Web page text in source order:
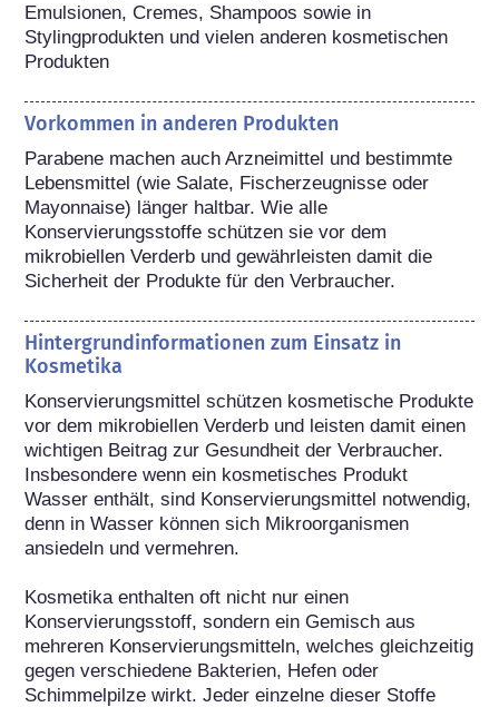
Emulsionen, Cremes, Shampoos sowie in
Stylingprodukten und vielen anderen kosmetischen
Produkten
Vorkommen in anderen Produkten
Parabene machen auch Arzneimittel und bestimmte
Lebensmittel (wie Salate, Fischerzeugnisse oder
Mayonnaise) länger haltbar. Wie alle
Konservierungsstoffe schützen sie vor dem
mikrobiellen Verderb und gewährleisten damit die
Sicherheit der Produkte für den Verbraucher.
Hintergrundinformationen zum Einsatz in
Kosmetika
Konservierungsmittel schützen kosmetische Produkte
vor dem mikrobiellen Verderb und leisten damit einen
wichtigen Beitrag zur Gesundheit der Verbraucher.
Insbesondere wenn ein kosmetisches Produkt
Wasser enthält, sind Konservierungsmittel notwendig,
denn in Wasser können sich Mikroorganismen
ansiedeln und vermehren.
Kosmetika enthalten oft nicht nur einen
Konservierungsstoff, sondern ein Gemisch aus
mehreren Konservierungsmitteln, welches gleichzeitig
gegen verschiedene Bakterien, Hefen oder
Schimmelpilze wirkt. Jeder einzelne dieser Stoffe